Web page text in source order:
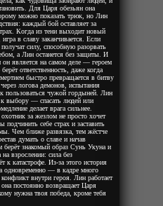
Для Царя обезьян она
можно показать трюк, но Лин
каждый бой оставляет за
Когда из тени выходит новый
в славу заканчивается. Если
силу, способную разорвать
а Лин останется без защиты. И
он является на самом деле — героем
ответственность, даже когда
быстро превращается в битву
логова демонов, испытания
пользоваться чужой гордыней. Лин
к выбору — спасать людей или
делает врага сильнее.
за жезлом не просто хочет
себе страх и заставить
Чем ближе развязка, тем жёстче
думать о славе и начав
знакомый образ Сунь Укуна и
на взрослении: сила без
к катастрофе. Из‑за этого история
одновременно — в кадре много
внутри героя. Лин работает
постоянно возвращает Царя
нужна твоя победа, кроме тебя